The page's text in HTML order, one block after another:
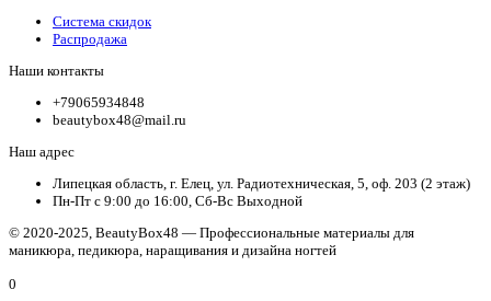
Система скидок
Распродажа
Наши контакты
+79065934848
beautybox48@mail.ru
Наш адрес
Липецкая область, г. Елец, ул. Радиотехническая, 5, оф. 203 (2 этаж)
Пн-Пт с 9:00 до 16:00, Сб-Вс Выходной
© 2020-2025, BeautyBox48 — Профессиональные материалы для
маникюра, педикюра, наращивания и дизайна ногтей
0